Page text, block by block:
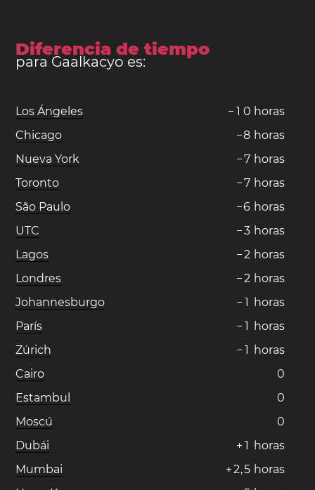
Diferencia de tiempo
para Gaalkacyo es:
Los Ángeles − 1 0 horas
Chicago
−8 horas
Nueva York
−7 horas
Toronto
−7 horas
São Paulo
−6 horas
UTC
−3 horas
Lagos
−2 horas
Londres
−2 horas
Johannesburgo
− 1 horas
París
− 1 horas
Zúrich
− 1 horas
Cairo
0
Estambul
0
Moscú
0
Dubái
+ 1 horas
Mumbai
+2,5 horas